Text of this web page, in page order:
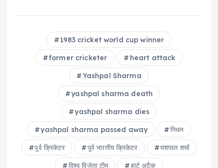
1983 cricket world cup winner
former cricketer heart attack
Yashpal Sharma
yashpal sharma death
yashpal sharma dies
yashpal sharma passed away निधन
पूर्व क्रिकेटर पूर्व भारतीय क्रिकेटर यशपाल शर्मा
विश्व विजेता टीम हार्ट अटैक